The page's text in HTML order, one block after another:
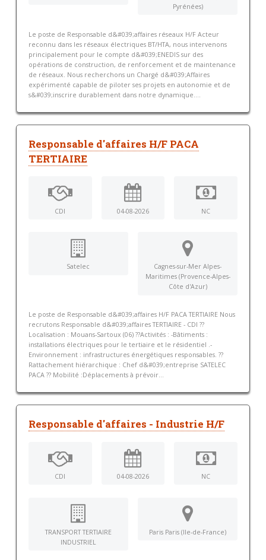
Pyrénées)
Le poste de Responsable d&#039;affaires réseaux H/F Acteur
reconnu dans les réseaux électriques BT/HTA, nous intervenons
principalement pour le compte d&#039;ENEDIS sur des
opérations de construction, de renforcement et de maintenance
de réseaux. Nous recherchons un Chargé d&#039;Affaires
expérimenté capable de piloter ses projets en autonomie et de
s&#039;inscrire durablement dans notre dynamique....
Responsable d'affaires H/F PACA
TERTIAIRE
CDI 04-08-2026 NC
Satelec
Cagnes-sur-Mer Alpes-
Maritimes (Provence-Alpes-
Côte d'Azur)
Le poste de Responsable d&#039;affaires H/F PACA TERTIAIRE Nous
recrutons Responsable d&#039;affaires TERTIAIRE - CDI ??
Localisation : Mouans-Sartoux (06) ??Activités : -Bâtiments :
installations électriques pour le tertiaire et le résidentiel .-
Environnement : infrastructures énergétiques responsables. ??
Rattachement hiérarchique : Chef d&#039;entreprise SATELEC
PACA ?? Mobilité :Déplacements à prévoir...
Responsable d'affaires - Industrie H/F
CDI 04-08-2026 NC
TRANSPORT TERTIAIRE
INDUSTRIEL
Paris Paris (Ile-de-France)